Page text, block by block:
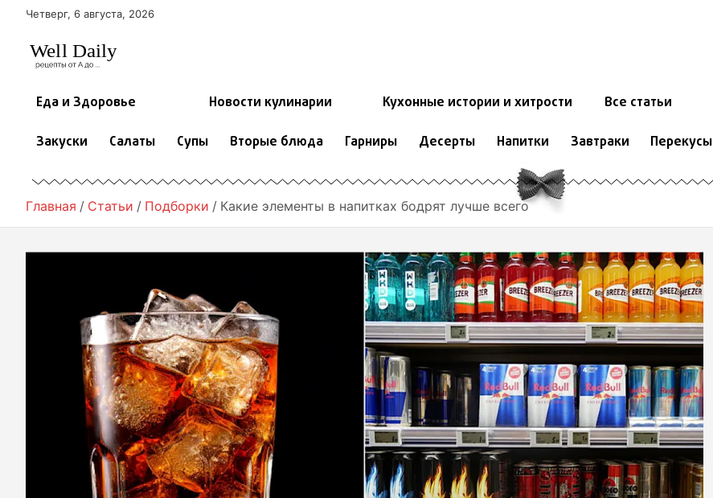
Четверг, 6 августа, 2026
Еда и Здоровье Новости кулинарии Кухонные истории и хитрости Все статьи
Закуски Салаты Супы Вторые блюда Гарниры Десерты Напитки Завтраки Перекусы
Главная Статьи Подборки Какие элементы в напитках бодрят лучше всего